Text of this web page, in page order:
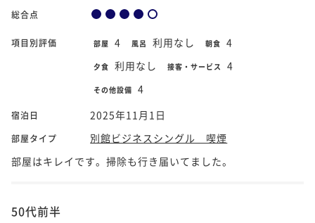
総合点
項目別評価 部屋 4 風呂 利用なし 朝食 4
夕食 利用なし 接客・サービス 4
その他設備 4
宿泊日 2025年11月1日
部屋タイプ
別館ビジネスシングル 喫煙
部屋はキレイです。掃除も行き届いてました。
50代前半